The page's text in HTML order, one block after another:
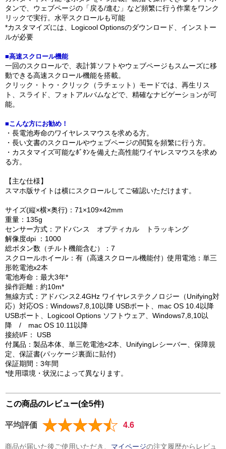
タンで、ウェブページの「戻る/進む」など頻繁に行う作業をワンク
リックで実行。水平スクロールも可能
*カスタマイズには、Logicool Optionsのダウンロード、インストー
ルが必要
■高速スクロール機能
一回のスクロールで、表計算ソフトやウェブページもスムーズに移
動できる高速スクロール機能を搭載。
クリック・トゥ・クリック（ラチェット）モードでは、再生リス
ト、スライド、フォトアルバムなどで、精確なナビゲーションが可
能。
■こんな方にお勧め！
・長電池寿命のワイヤレスマウスを求める方。
・長い文書のスクロールやウェブページの閲覧を頻繁に行う方。
・カスタマイズ可能なﾎﾞﾀﾝを備えた高性能ワイヤレスマウスを求め
る方。
【主な仕様】
スマホ版サイトは横にスクロールしてご確認いただけます。
サイズ(縦×横×奥行)：71×109×42mm
重量：135g
センサー方式：アドバンス オプティカル トラッキング
解像度dpi ：1000
総ボタン数（チルト機能含む）：7
スクロールホイール：有（高速スクロール機能付）使用電池：単三
形乾電池x2本
電池寿命：最大3年*
操作距離：約10m*
無線方式：アドバンス2.4GHz ワイヤレステクノロジー（Unifying対
応）対応OS：Windows7,8,10以降 USBポート、mac OS 10.4以降
USBポート、Logicool Options ソフトウェア、Windows7,8,10以
降 / mac OS 10.11以降
接続I/F： USB
付属品：製品本体、単三乾電池×2本、Unifyingレシーバー、保障規
定、保証書(パッケージ裏面に貼付)
保証期間：3年間
*使用環境・状況によって異なります。
この商品のレビュー(全5件)
平均評価 4.6
商品が届いた後ご使用いただき、 マイページの注文履歴からレビュ